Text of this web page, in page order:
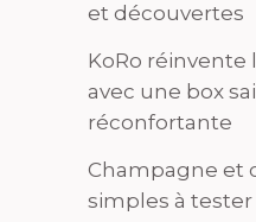
et découvertes
KoRo
avec une box
réconfortante
Champagne et
simples à tester